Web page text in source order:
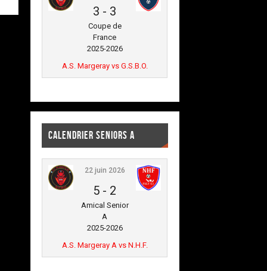
3 - 3
Coupe de
France
2025-2026
A.S. Margeray vs G.S.B.O.
CALENDRIER SENIORS A
22 juin 2026
5 - 2
Amical Senior
A
2025-2026
A.S. Margeray A vs N.H.F.